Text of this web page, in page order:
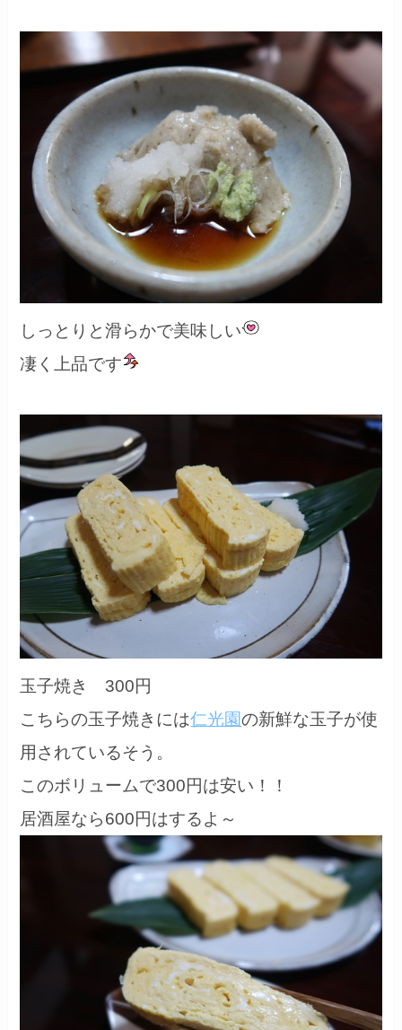
しっとりと滑らかで美味しい
凄く上品です
玉子焼き 300円
こちらの玉子焼きには仁光園の新鮮な玉子が使
用されているそう。
このボリュームで300円は安い！！
居酒屋なら600円はするよ～